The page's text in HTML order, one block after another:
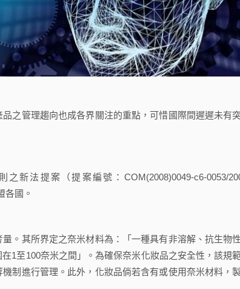
管理趨向也成各界關注的重點，可惜國際間遲遲未有
法提案（提案編號：COM(2008)0049-c6-0053/
各國。
其所界定之奈米材料為：「一種具有非溶解、抗生物
1至100奈米之間」。為確保奈米化妝品之安全性，該規
制進行管理。此外，化妝品倘若含有或使用奈米材料，